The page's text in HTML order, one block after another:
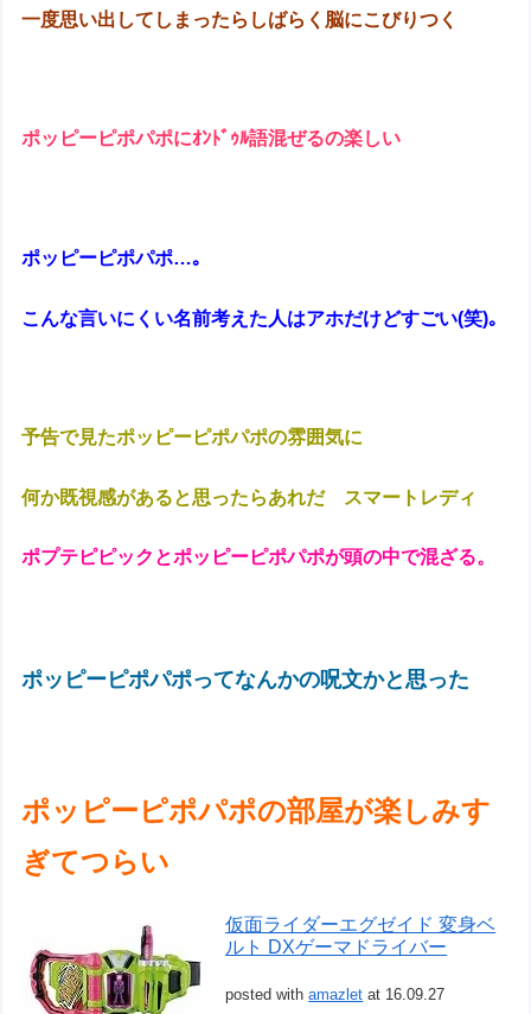
一度思い出してしまったらしばらく脳にこびりつく
ポッピーピポパポにｵﾝﾄﾞｩﾙ語混ぜるの楽しい
ポッピーピポパポ…｡
こんな言いにくい名前考えた人はアホだけどすごい(笑)｡
予告で見たポッピーピポパポの雰囲気に
何か既視感があると思ったらあれだ スマートレディ
ポプテピピックとポッピーピポパポが頭の中で混ざる。
ポッピーピポパポってなんかの呪文かと思った
ポッピーピポパポの部屋が楽しみす
ぎてつらい
仮面ライダーエグゼイド 変身ベ
ルト DXゲーマドライバー
posted withamazlet at 16.09.27